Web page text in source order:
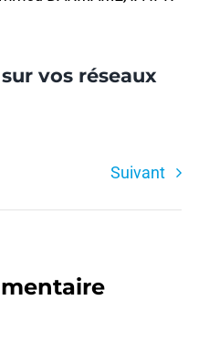
vos réseaux
Suivant